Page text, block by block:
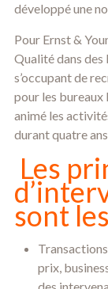
développé une
Pour Ernst &
Qualité dans des
s’occupant de
pour les bureaux
animé les
durant quatre
Les
sont
prix,